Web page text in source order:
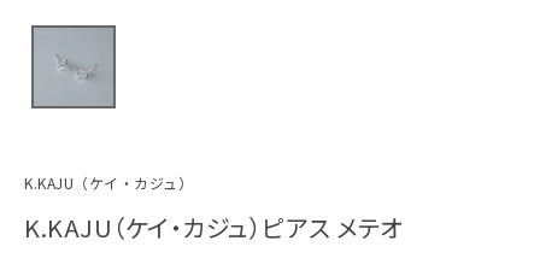
K.KAJU（ケイ・カジュ）
K.KAJU（ケイ・カジュ）ピアス メテオ